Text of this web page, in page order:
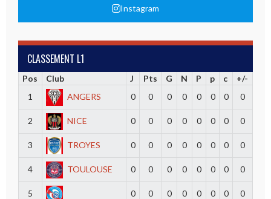
Instagram
CLASSEMENT L1
Pos Club J Pts G N P p c
+/-
1
ANGERS 0 0 0 0 0 0 0 0
2 NICE 0 0 0 0 0 0 0 0
3 TROYES 0 0 0 0 0 0 0 0
4 TOULOUSE 0 0 0 0 0 0 0 0
5
0 0 0 0 0 0 0 0